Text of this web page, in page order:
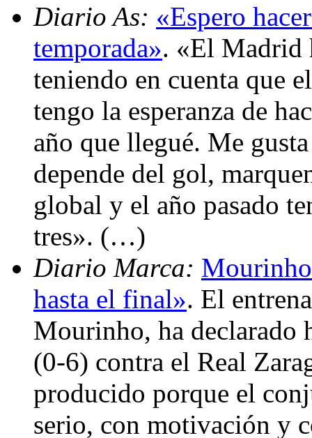
Diario As: «Espero
temporada». «El Madrid
teniendo en cuenta que
tengo la esperanza de
año que llegué. Me
depende del gol,
global y el año pasado
tres». (…)
Diario Marca:
hasta el final». El
Mourinho, ha declarado
(0-6) contra el Real
producido porque el
serio, con motivación y